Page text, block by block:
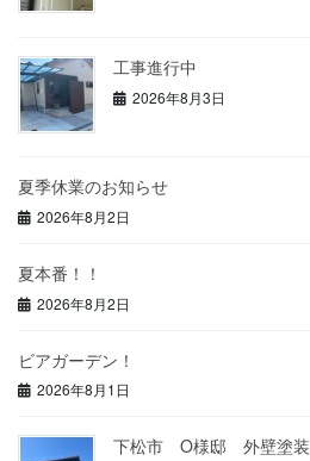
工事進行中
2026年8月3日
夏季休業のお知らせ
2026年8月2日
夏本番！！
2026年8月2日
ビアガーデン！
2026年8月1日
下松市 O様邸 外壁塗装